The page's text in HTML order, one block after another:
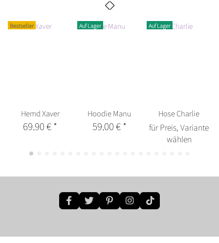
Bestseller
Hemd Xaver
69,90 €*
Auf Lager
Hoodie Manu
59,00 €*
Auf Lager
Hose Charlie
für Preis, Variante
wählen